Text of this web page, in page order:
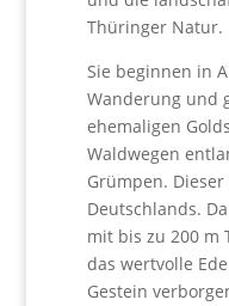
Thüringer Natur.
Sie beginnen in
Wanderung und
ehemaligen
Waldwegen
Grümpen.
Deutschlands.
mit bis zu 200 m
das wertvolle
Gestein